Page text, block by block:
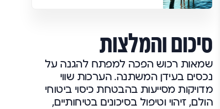
סיכום והמלצות
שמאות רכוש הפכה למפתח להגנה על
נכסים בעידן המשתנה. הערכות שווי
מדויקות מסייעות בהבטחת כיסוי ביטוחי
הולם, זיהוי וטיפול בסיכונים בטיחותיים,